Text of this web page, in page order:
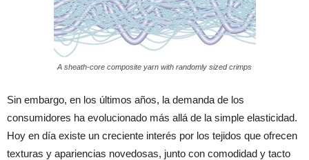
A sheath-core composite yarn with randomly sized crimps
Sin embargo, en los últimos años, la demanda de los
consumidores ha evolucionado más allá de la simple elasticidad.
Hoy en día existe un creciente interés por los tejidos que ofrecen
texturas y apariencias novedosas, junto con comodidad y tacto